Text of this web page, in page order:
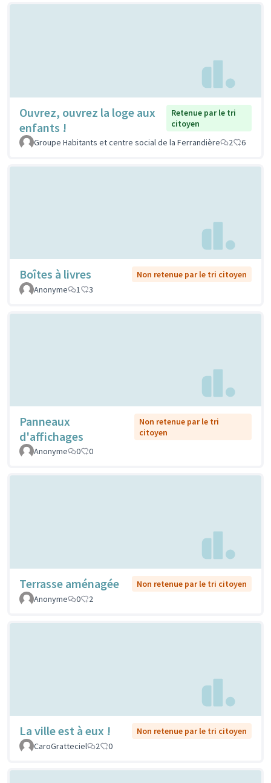
Ouvrez, ouvrez la loge aux
enfants !
Retenue par le tri
citoyen
Groupe Habitants et centre social de la Ferrandière
2 6
Boîtes à livres
Non retenue par le tri citoyen
Anonyme
1 3
Panneaux
d'affichages
Non retenue par le tri
citoyen
Anonyme
0 0
Terrasse aménagée
Non retenue par le tri citoyen
Anonyme
0 2
La ville est à eux !
Non retenue par le tri citoyen
CaroGratteciel
2 0